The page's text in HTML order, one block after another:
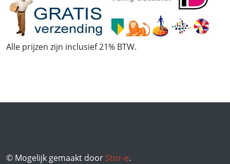
Alle prijzen zijn inclusief 21% BTW.
© Mogelijk gemaakt door Stor-e.